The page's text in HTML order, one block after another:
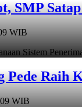
SMP
WIB
Sistem
Pede Raih
WIB